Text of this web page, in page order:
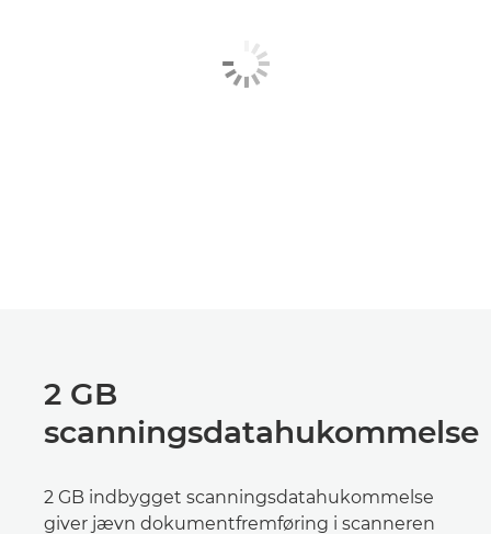
2 GB
scanningsdatahukommelse
2 GB indbygget scanningsdatahukommelse
giver jævn dokumentfremføring i scanneren